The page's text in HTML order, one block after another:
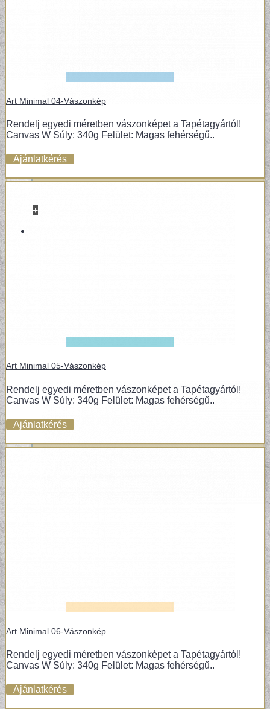
+
VINYL ÉS DESIGN PADLÓK
Art Minimal 04-Vászonkép
Rendelj egyedi méretben vászonképet a Tapétagyártól!
Canvas W Súly: 340g Felület: Magas fehérségű..
Ajánlatkérés
Art Minimal 05-Vászonkép
Rendelj egyedi méretben vászonképet a Tapétagyártól!
Canvas W Súly: 340g Felület: Magas fehérségű..
Ajánlatkérés
Art Minimal 06-Vászonkép
Rendelj egyedi méretben vászonképet a Tapétagyártól!
Canvas W Súly: 340g Felület: Magas fehérségű..
Ajánlatkérés